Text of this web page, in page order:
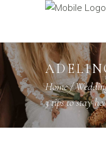
Home/
3 tips to stay